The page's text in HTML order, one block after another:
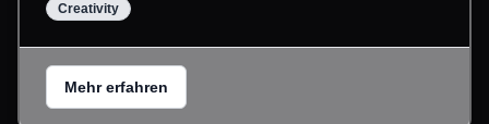
Creativity
Mehr erfahren